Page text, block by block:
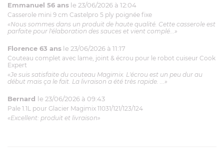
Emmanuel 56 ans le 23/06/2026 à 12:04
Casserole mini 9 cm Castelpro 5 ply poignée fixe
«Nous sommes dans un produit de haute qualité. Cette casserole est
parfaite pour l'élaboration des sauces et vient complé...»
Florence 63 ans le 23/06/2026 à 11:17
Couteau complet avec lame, joint & écrou pour le robot cuiseur Cook
Expert
«Je suis satisfaite du couteau Magimix. L'écrou est un peu dur au
début mais ça le fait. La livraison a été très rapide. ...»
Bernard le 23/06/2026 à 09:43
Pale 1.1L pour Glacier Magimix 11031/121/123/124
«Excellent: produit et livraison»